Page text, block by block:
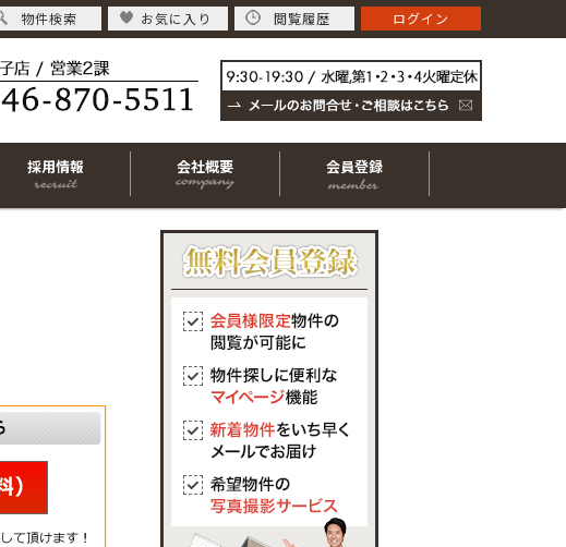
採用情報 会社概要 会員登録
物件検索 お気に入り 閲覧履歴 ログイン